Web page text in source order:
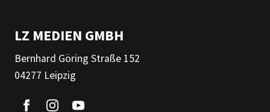
LZ MEDIEN GMBH
Bernhard Göring Straße 152
04277 Leipzig